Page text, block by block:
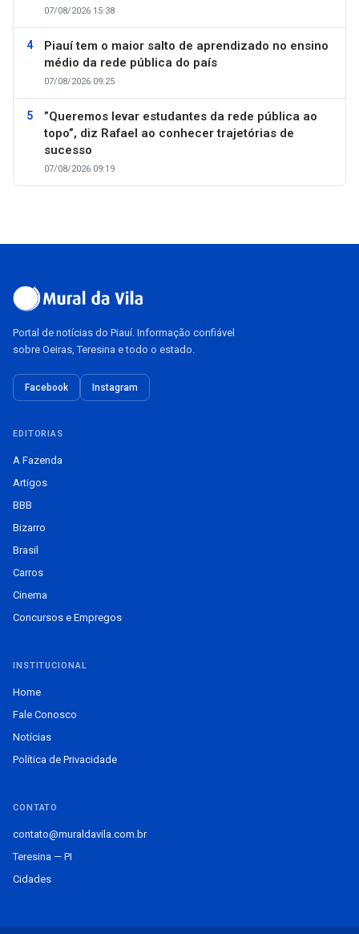
07/08/2026 15:38
Piauí tem o maior salto de aprendizado no ensino
médio da rede pública do país
07/08/2026 09:25
”Queremos levar estudantes da rede pública ao
topo”, diz Rafael ao conhecer trajetórias de
sucesso
07/08/2026 09:19
Portal de notícias do Piauí. Informação confiável
sobre Oeiras, Teresina e todo o estado.
Facebook Instagram
EDITORIAS
A Fazenda
Artigos
BBB
Bizarro
Brasil
Carros
Cinema
Concursos e Empregos
INSTITUCIONAL
Home
Fale Conosco
Notícias
Política de Privacidade
CONTATO
contato@muraldavila.com.br
Teresina — PI
Cidades